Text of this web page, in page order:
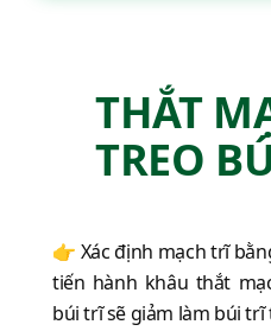
THẮT
TREO
👉 Xác định mạch trĩ
tiến hành khâu thắt
búi trĩ sẽ giảm làm búi